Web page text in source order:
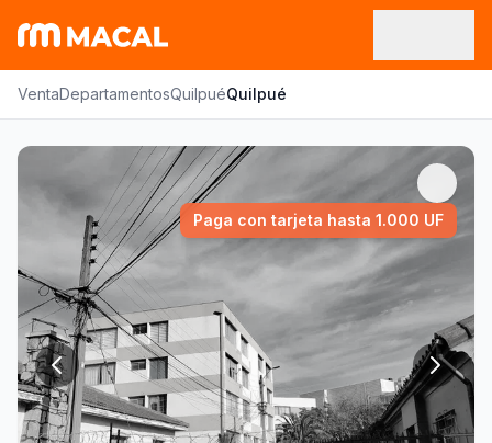
VentaDepartamentosQuilpuéQuilpué
Paga con tarjeta hasta 1.000 UF